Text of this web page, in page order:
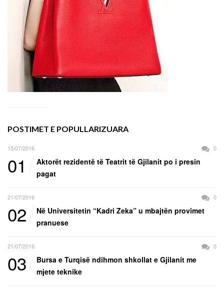
POSTIMET E POPULLARIZUARA
15/07/2016 0
01
Aktorët rezidentë të Teatrit të Gjilanit po i presin
pagat
21/07/2016 0
02
Në Universitetin “Kadri Zeka” u mbajtën provimet
pranuese
21/07/2016 0
03
Bursa e Turqisë ndihmon shkollat e Gjilanit me
mjete teknike